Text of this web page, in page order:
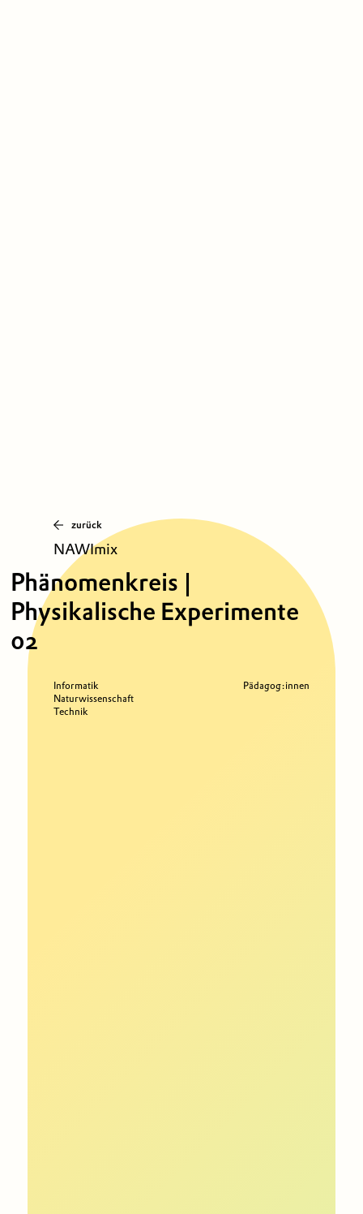
zurück
NAWImix
Phänomenkreis |
Physikalische Experimente
02
Informatik
Naturwissenschaft
Technik
Pädagog:innen